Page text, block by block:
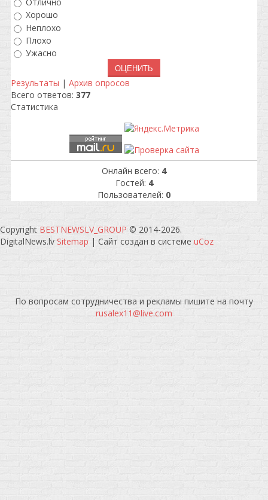
Хорошо
Неплохо
Плохо
Ужасно
Результаты | Архив опросов
Всего ответов: 377
Статистика
Онлайн всего: 4
Гостей: 4
Пользователей: 0
Copyright BESTNEWSLV_GROUP © 2014-2026.
DigitalNews.lv Sitemap | Сайт создан в системе uCoz
По вопросам сотрудничества и рекламы пишите на почту
rusalex11@live.com